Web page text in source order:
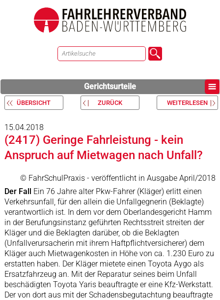
Gerichtsurteile
ÜBERSICHT ZURÜCK WEITERLESEN
15.04.2018
(2417) Geringe Fahrleistung - kein
Anspruch auf Mietwagen nach Unfall?
© FahrSchulPraxis - veröffentlicht in Ausgabe April/2018
Der Fall Ein 76 Jahre alter Pkw-Fahrer (Kläger) erlitt einen
Verkehrsunfall, für den allein die Unfallgegnerin (Beklagte)
verantwortlich ist. In dem vor dem Oberlandesgericht Hamm
in der Berufungsinstanz geführten Rechtsstreit streiten der
Kläger und die Beklagten darüber, ob die Beklagten
(Unfallverursacherin mit ihrem Haftpflichtversicherer) dem
Kläger auch Mietwagenkosten in Höhe von ca. 1.230 Euro zu
erstatten haben. Der Kläger mietete einen Toyota Aygo als
Ersatzfahrzeug an. Mit der Reparatur seines beim Unfall
beschädigten Toyota Yaris beauftragte er eine Kfz-Werkstatt.
Der von dort aus mit der Schadensbegutachtung beauftragte